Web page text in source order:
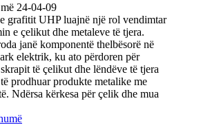
24-04-09
grafitit UHP luajnë një rol vendimtar
e çelikut dhe metaleve të tjera.
janë komponentë thelbësorë në
elektrik, ku ato përdoren për
të çelikut dhe lëndëve të tjera
prodhuar produkte metalike me
Ndërsa kërkesa për çelik dhe mua